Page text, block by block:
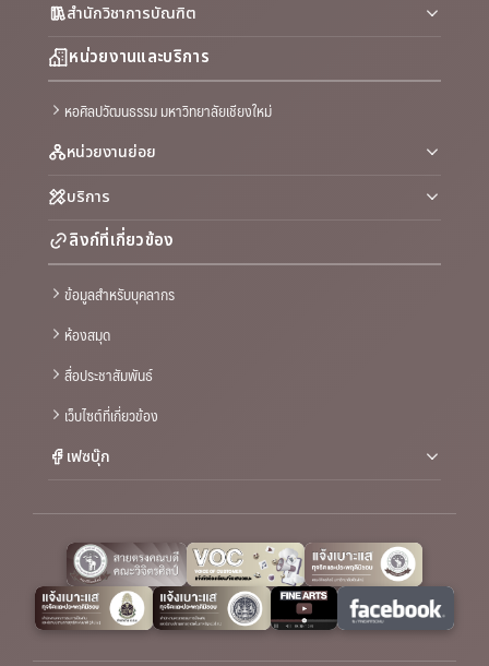
สำนักวิชาการบัณฑิต
หน่วยงานและบริการ
หอศิลปวัฒนธรรม มหาวิทยาลัยเชียงใหม่
หน่วยงานย่อย
บริการ
ลิงก์ที่เกี่ยวข้อง
ข้อมูลสำหรับบุคลากร
ห้องสมุด
สื่อประชาสัมพันธ์
เว็บไซต์ที่เกี่ยวข้อง
เฟซบุ๊ก